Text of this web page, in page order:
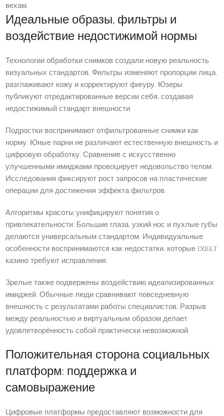
вехам.
Идеальные образы, фильтры и
воздействие недостижимой нормы
Технологии обработки снимков создали новую реальность
визуальных стандартов. Фильтры изменяют пропорции лица,
разглаживают кожу и корректируют фигуру. Юзеры
публикуют отредактированные версии себя, создавая
недостижимый стандарт внешности.
Подростки воспринимают отфильтрованные снимки как
норму. Юные парни не различают естественную внешность и
цифровую обработку. Сравнение с искусственно
улучшенными имиджами провоцирует недовольство телом.
Исследования фиксируют рост запросов на пластические
операции для достижения эффекта фильтров.
Алгоритмы красоты унифицируют понятия о
привлекательности. Большие глаза, узкий нос и пухлые губы
делаются универсальным стандартом. Индивидуальные
особенности воспринимаются как недостатки, которые 1xbet
казино требуют исправления.
Зрелые также подвержены воздействию идеализированных
имиджей. Обычные люди сравнивают повседневную
внешность с результатами работы специалистов. Разрыв
между реальностью и виртуальным образом делает
удовлетворённость собой практически невозможной.
Положительная сторона социальных
платформ: поддержка и
самовыражение
Цифровые платформы предоставляют возможности для